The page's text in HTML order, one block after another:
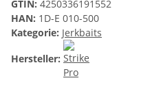
GTIN: 4250336191552
HAN: 1D-E 010-500
Kategorie: Jerkbaits
Hersteller: